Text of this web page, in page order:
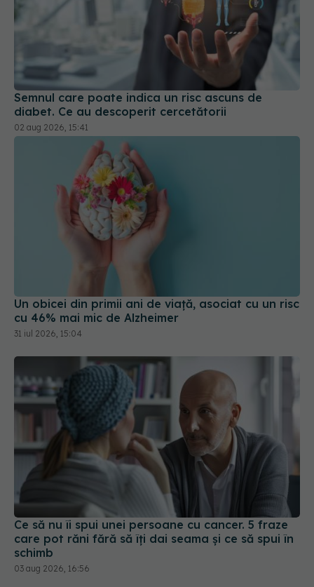
Semnul care poate indica un risc ascuns de
diabet. Ce au descoperit cercetătorii
02 aug 2026, 15:41
Un obicei din primii ani de viață, asociat cu un risc
cu 46% mai mic de Alzheimer
31 iul 2026, 15:04
Ce să nu îi spui unei persoane cu cancer. 5 fraze
care pot răni fără să îți dai seama și ce să spui în
schimb
03 aug 2026, 16:56